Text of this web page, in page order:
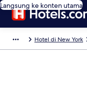
Langsung ke konten utama
Hotel di New York